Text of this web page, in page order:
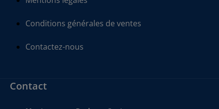
Conditions générales de ventes
Contactez-nous
Contact